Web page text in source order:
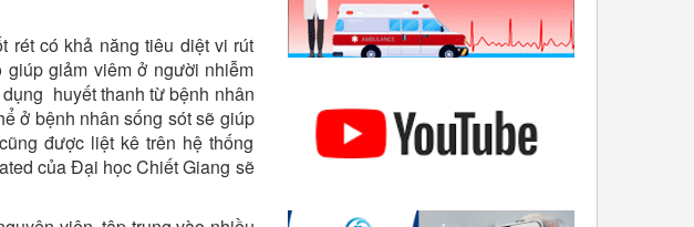
rét có khả năng tiêu diệt vi rút
giảm viêm ở người nhiễm
huyết thanh từ bệnh nhân
ở bệnh nhân sống sót sẽ giúp
được liệt kê trên hệ thống
của Đại học Chiết Giang sẽ